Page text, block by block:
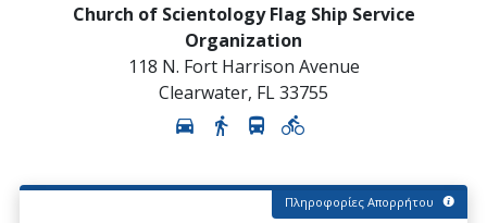
Church of Scientology Flag Ship Service
Organization
118 N. Fort Harrison Avenue
Clearwater, FL33755
Πληροφορίες Απορρήτου